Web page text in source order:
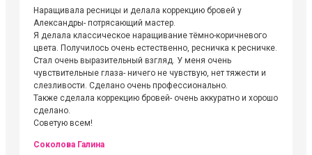
Наращивала ресницы и делала коррекцию бровей у
Александры- потрясающий мастер.
Я делала классическое наращивание тёмно-коричневого
цвета. Получилось очень естественно, ресничка к ресничке.
Стал очень выразительный взгляд. У меня очень
чувствительные глаза- ничего не чувствую, нет тяжести и
слезливости. Сделано очень профессионально.
Также сделала коррекцию бровей- очень аккуратно и хорошо
сделано.
Советую всем!
Соколова Галина